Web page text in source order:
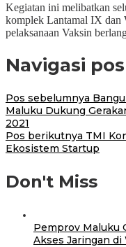
Kegiatan ini melibatkan
komplek Lantamal IX dan
pelaksanaan Vaksin
Navigasi pos
Pos sebelumnya
Maluku Dukung
2021
Pos berikutnya TMI
Ekosistem Startup
Don't Miss
Pemprov Maluku
Akses Jaringan di